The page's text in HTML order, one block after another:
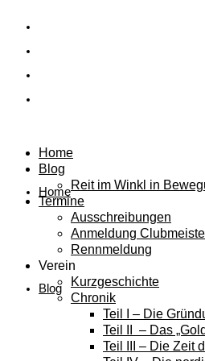
Home
Blog
Home
Blog
Reit im Winkl in
Termine
Ausschreibungen
Anmeldung
Rennmeldung
Verein
Kurzgeschichte
Chronik
Teil I – Die
Teil II – Das
Teil III – Die Zeit